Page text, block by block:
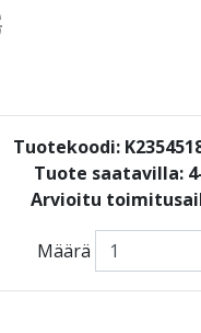
Tuotekoodi:
Tuote saatavilla:
Arvioitu
Määrä